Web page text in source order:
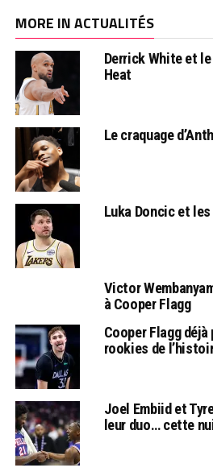
MORE IN ACTUALITÉS
Derrick White et
Heat
Le craquage
Luka Doncic et
Victor
à Cooper Flagg
Cooper Flagg
rookies de
Joel Embiid et
leur duo… cette